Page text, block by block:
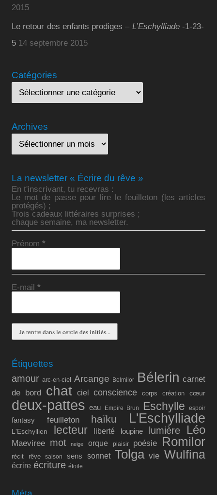
2015
Le retour des enfants prodiges – L’Eschylliade-1-23-
5 14 septembre 2015
Catégories
Archives
La newsletter « Écrire du rêve »
En t'inscrivant, tu recevras :
Le mot de passe pour lire le feuilleton (les articles
protégés) ;
Trois cadeaux littéraires surprises ;
chaque semaine, ma newsletter.
Prénom*
E-mail*
Étiquettes
amour arc-en-ciel Arcange Belmilor Bélerin carnet
de bord
chat ciel conscience corps création cœur
deux-pattes eau Empire Brun Eschylle espoir
fantasy feuilleton haïku L'Eschylliade
L'Eschyllien lecteur liberté loupine lumière Léo
Maeviree mot neige orque plaisir poésie Romilor
récit rêve saison sens sonnet Tolga vie Wulfina
écrire écriture étoile